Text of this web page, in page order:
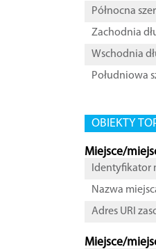
Północna
Zachodnia
Wschodnia
Południowa
OBIEKTY
Miejsce/
Identyfikator
Nazwa
Adres URI
Miejsce/